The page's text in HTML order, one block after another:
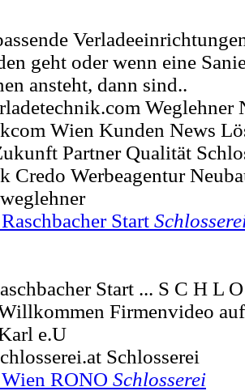
geht oder wenn eine
ansteht, dann sind..
Weglehner
Wien Kunden News
Partner Qualität
Credo Werbeagentur
Start
Start ... S C H L
Firmenvideo
e.U
Schlosserei
RONO Schlosserei